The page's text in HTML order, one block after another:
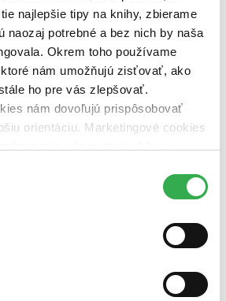
najlepšie tipy na knihy, zbierame
naozaj potrebné a bez nich by naša
Okrem toho používame
nám umožňujú zisťovať, ako
ho pre vás zlepšovať.
nám dovoľujú prispôsobovať
orientáciu. Marketingové cookies
mohli používať všetky tieto